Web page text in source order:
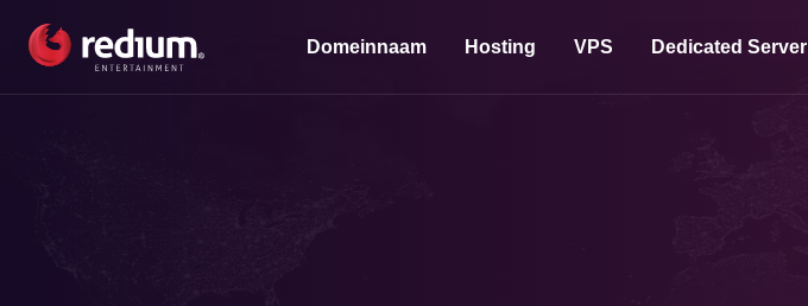
Domeinnaam Hosting VPS Dedicated Server